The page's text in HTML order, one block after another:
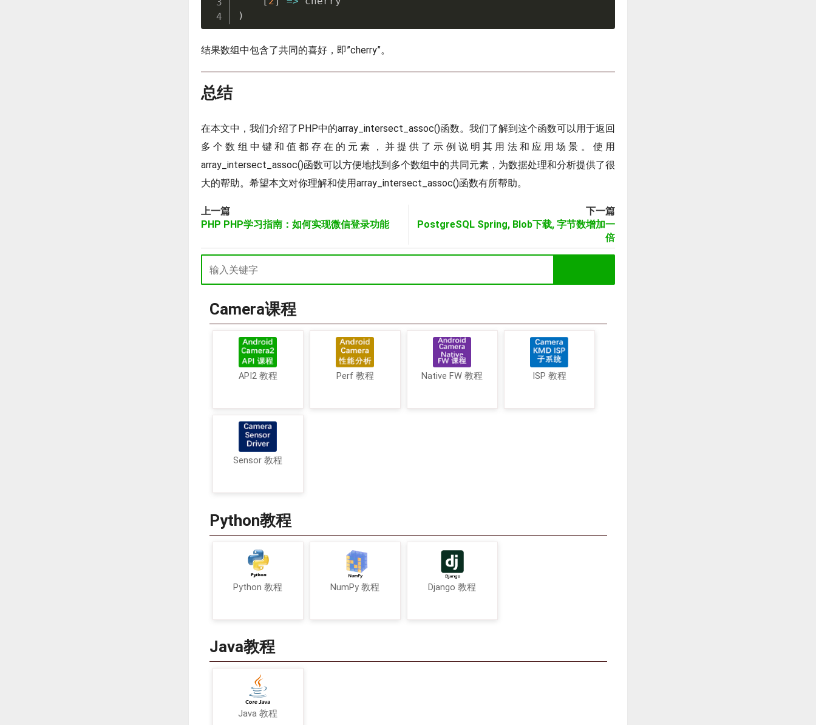
)
结果数组中包含了共同的喜好，即”cherry”。
总结
在本文中，我们介绍了PHP中的array_intersect_assoc()函数。我们了解到这个函数可以用于返回
多个数组中键和值都存在的元素，并提供了示例说明其用法和应用场景。使用
array_intersect_assoc()函数可以方便地找到多个数组中的共同元素，为数据处理和分析提供了很
大的帮助。希望本文对你理解和使用array_intersect_assoc()函数有所帮助。
上一篇
PHP PHP学习指南：如何实现微信登录功能
下一篇
PostgreSQL Spring, Blob下载, 字节数增加一
倍
Camera课程
API2 教程 Perf 教程 Native FW 教程 ISP 教程
Sensor 教程
Python教程
Python 教程 NumPy 教程 Django 教程
Java教程
Java 教程